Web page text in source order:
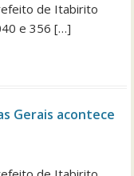
de Itabirito
e 356 […]
Gerais acontece